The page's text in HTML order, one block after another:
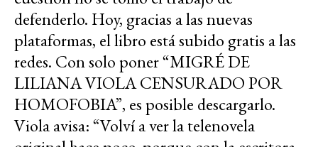
defenderlo. Hoy, gracias a las nuevas
plataformas, el libro está subido gratis a las
redes. Con solo poner “MIGRÉ DE
LILIANA VIOLA CENSURADO POR
HOMOFOBIA”, es posible descargarlo.
Viola avisa: “Volví a ver la telenovela